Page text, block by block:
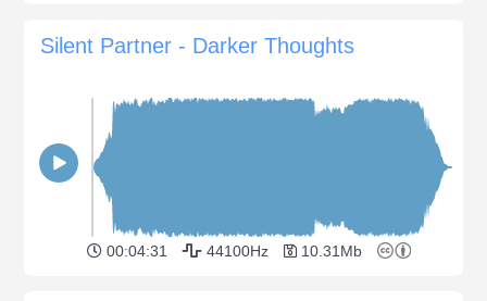
Silent Partner - Darker Thoughts
00:04:31 44100Hz 10.31Mb